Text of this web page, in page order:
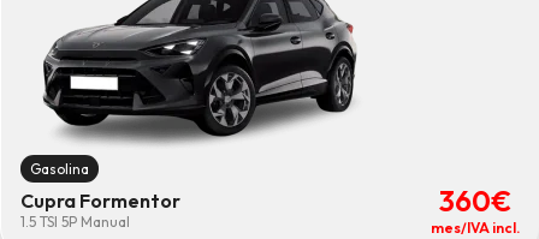
Gasolina
Cupra Formentor
1.5 TSI 5P Manual
360€
mes/IVA incl.